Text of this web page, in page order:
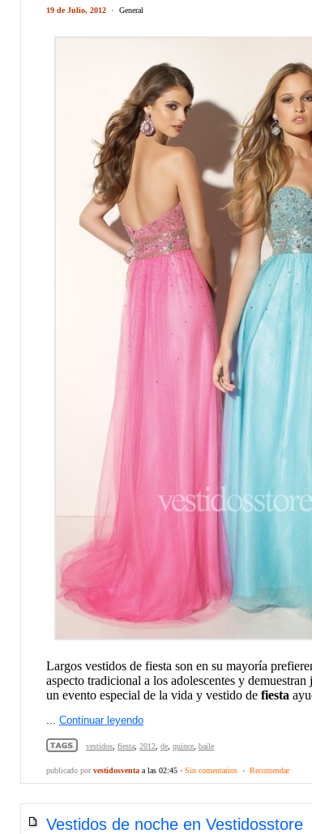
19 de Julio, 2012 · General
Largos vestidos de fiesta son en su mayoría
aspecto tradicional a los adolescentes y
un evento especial de la vida y vestido de fiesta
Continuar leyendo
vestidos fiesta 2012 de quince baile
publicado porvestidosventa a las 02:45 · Sin comentarios · Recomendar
Vestidos de noche en Vestidosstore